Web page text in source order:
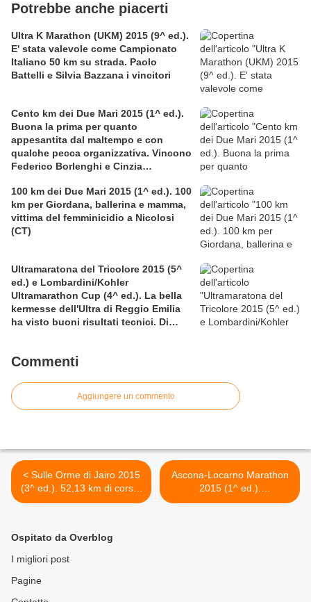
Potrebbe anche piacerti
Ultra K Marathon (UKM) 2015 (9^ ed.).
E' stata valevole come Campionato
Italiano 50 km su strada. Paolo
Battelli e Silvia Bazzana i vincitori
Cento km dei Due Mari 2015 (1^ ed.).
Buona la prima per quanto
appesantita dal maltempo e con
qualche pecca organizzativa. Vincono
Federico Borlenghi e Cinzia
100 km dei Due Mari 2015 (1^ ed.). 100
km per Giordana, ballerina e mamma,
vittima del femminicidio a Nicolosi
(CT)
Ultramaratona del Tricolore 2015 (5^
ed.) e Lombardini/Kohler
Ultramarathon Cup (4^ ed.). La bella
kermesse dell'Ultra di Reggio Emilia
ha visto buoni risultati tecnici. Di
Commenti
Aggiungere un commento
< Sulle Orme di Jairo 2015
(3^ ed.). 52,13 km di corsa,
in forma individuale o a
Ascona-Locarno Marathon
2015 (1^ ed.).
L'appuntamento è il 18
Ospitato da Overblog
I migliori post
Pagine